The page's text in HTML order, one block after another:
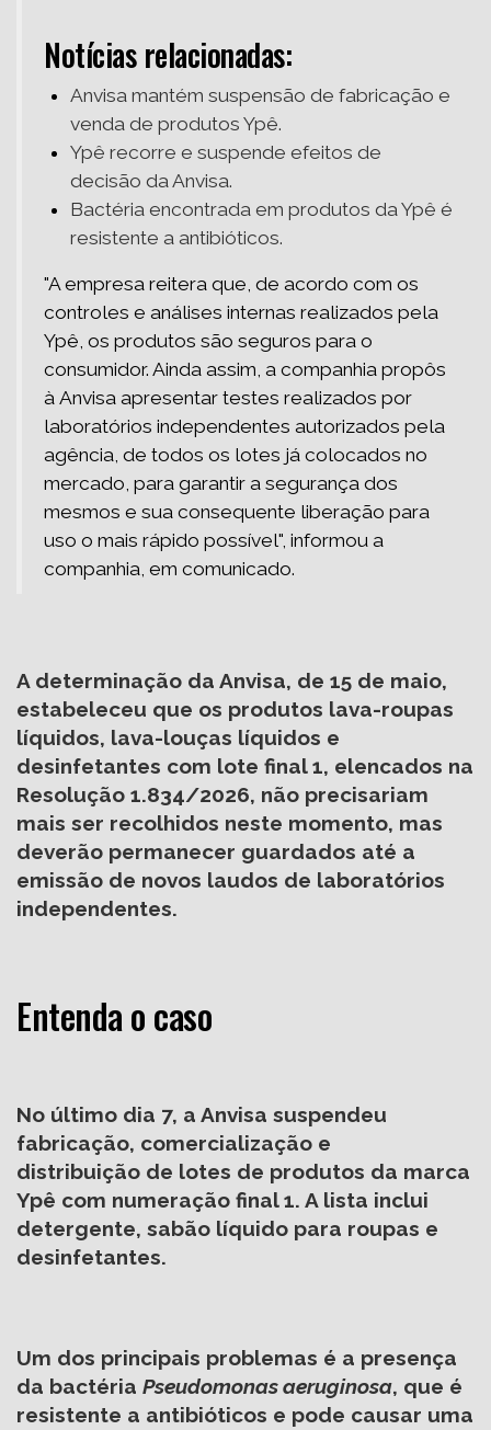
Notícias relacionadas:
Anvisa mantém suspensão de fabricação e
venda de produtos Ypê.
Ypê recorre e suspende efeitos de
decisão da Anvisa.
Bactéria encontrada em produtos da Ypê é
resistente a antibióticos.
"A empresa reitera que, de acordo com os
controles e análises internas realizados pela
Ypê, os produtos são seguros para o
consumidor. Ainda assim, a companhia propôs
à Anvisa apresentar testes realizados por
laboratórios independentes autorizados pela
agência, de todos os lotes já colocados no
mercado, para garantir a segurança dos
mesmos e sua consequente liberação para
uso o mais rápido possível", informou a
companhia, em comunicado.
A determinação da Anvisa, de 15 de maio,
estabeleceu que os produtos lava-roupas
líquidos, lava-louças líquidos e
desinfetantes com lote final 1, elencados na
Resolução 1.834/2026, não precisariam
mais ser recolhidos neste momento, mas
deverão permanecer guardados até a
emissão de novos laudos de laboratórios
independentes.
Entenda o caso
No último dia 7, a Anvisa suspendeu
fabricação, comercialização e
distribuição de lotes de produtos da marca
Ypê com numeração final 1. A lista inclui
detergente, sabão líquido para roupas e
desinfetantes.
Um dos principais problemas é a presença
da bactéria Pseudomonas aeruginosa, que é
resistente a antibióticos e pode causar uma